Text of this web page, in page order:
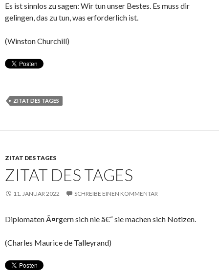
Es ist sinnlos zu sagen: Wir tun unser Bestes. Es muss dir
gelingen, das zu tun, was erforderlich ist.
(Winston Churchill)
ZITAT DES TAGES
ZITAT DES TAGES
ZITAT DES TAGES
11. JANUAR 2022 SCHREIBE EINEN KOMMENTAR
Diplomaten Ã¤rgern sich nie â€“ sie machen sich Notizen.
(Charles Maurice de Talleyrand)